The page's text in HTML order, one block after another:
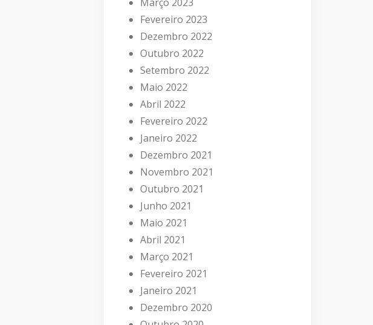
Fevereiro 2023
Dezembro 2022
Outubro 2022
Setembro 2022
Maio 2022
Abril 2022
Fevereiro 2022
Janeiro 2022
Dezembro 2021
Novembro 2021
Outubro 2021
Junho 2021
Maio 2021
Abril 2021
Março 2021
Fevereiro 2021
Janeiro 2021
Dezembro 2020